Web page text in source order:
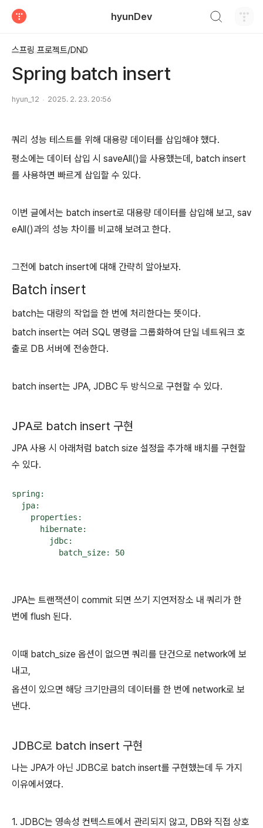
hyunDev
스프링 프로젝트/DND
Spring batch insert
hyun_12 2025. 2. 23. 20:56
쿼리 성능 테스트를 위해 대용량 데이터를 삽입해야 했다.
평소에는 데이터 삽입 시 saveAll()을 사용했는데, batch insert
를 사용하면 빠르게 삽입할 수 있다.
이번 글에서는 batch insert로 대용량 데이터를 삽입해 보고, sav
eAll()과의 성능 차이를 비교해 보려고 한다.
그전에 batch insert에 대해 간략히 알아보자.
Batch insert
batch는 대량의 작업을 한 번에 처리한다는 뜻이다.
batch insert는 여러 SQL 명령을 그룹화하여 단일 네트워크 호
출로 DB 서버에 전송한다.
batch insert는 JPA, JDBC 두 방식으로 구현할 수 있다.
JPA로 batch insert 구현
JPA 사용 시 아래처럼 batch size 설정을 추가해 배치를 구현할
수 있다.
spring:
  jpa:
    properties:
      hibernate:
        jdbc:
          batch_size: 50
JPA는 트랜잭션이 commit 되면 쓰기 지연저장소 내 쿼리가 한
번에 flush 된다.
이때 batch_size 옵션이 없으면 쿼리를 단건으로 network에 보
내고,
옵션이 있으면 해당 크기만큼의 데이터를 한 번에 network로 보
낸다.
JDBC로 batch insert 구현
나는 JPA가 아닌 JDBC로 batch insert를 구현했는데 두 가지
이유에서였다.
1. JDBC는 영속성 컨텍스트에서 관리되지 않고, DB와 직접 상호